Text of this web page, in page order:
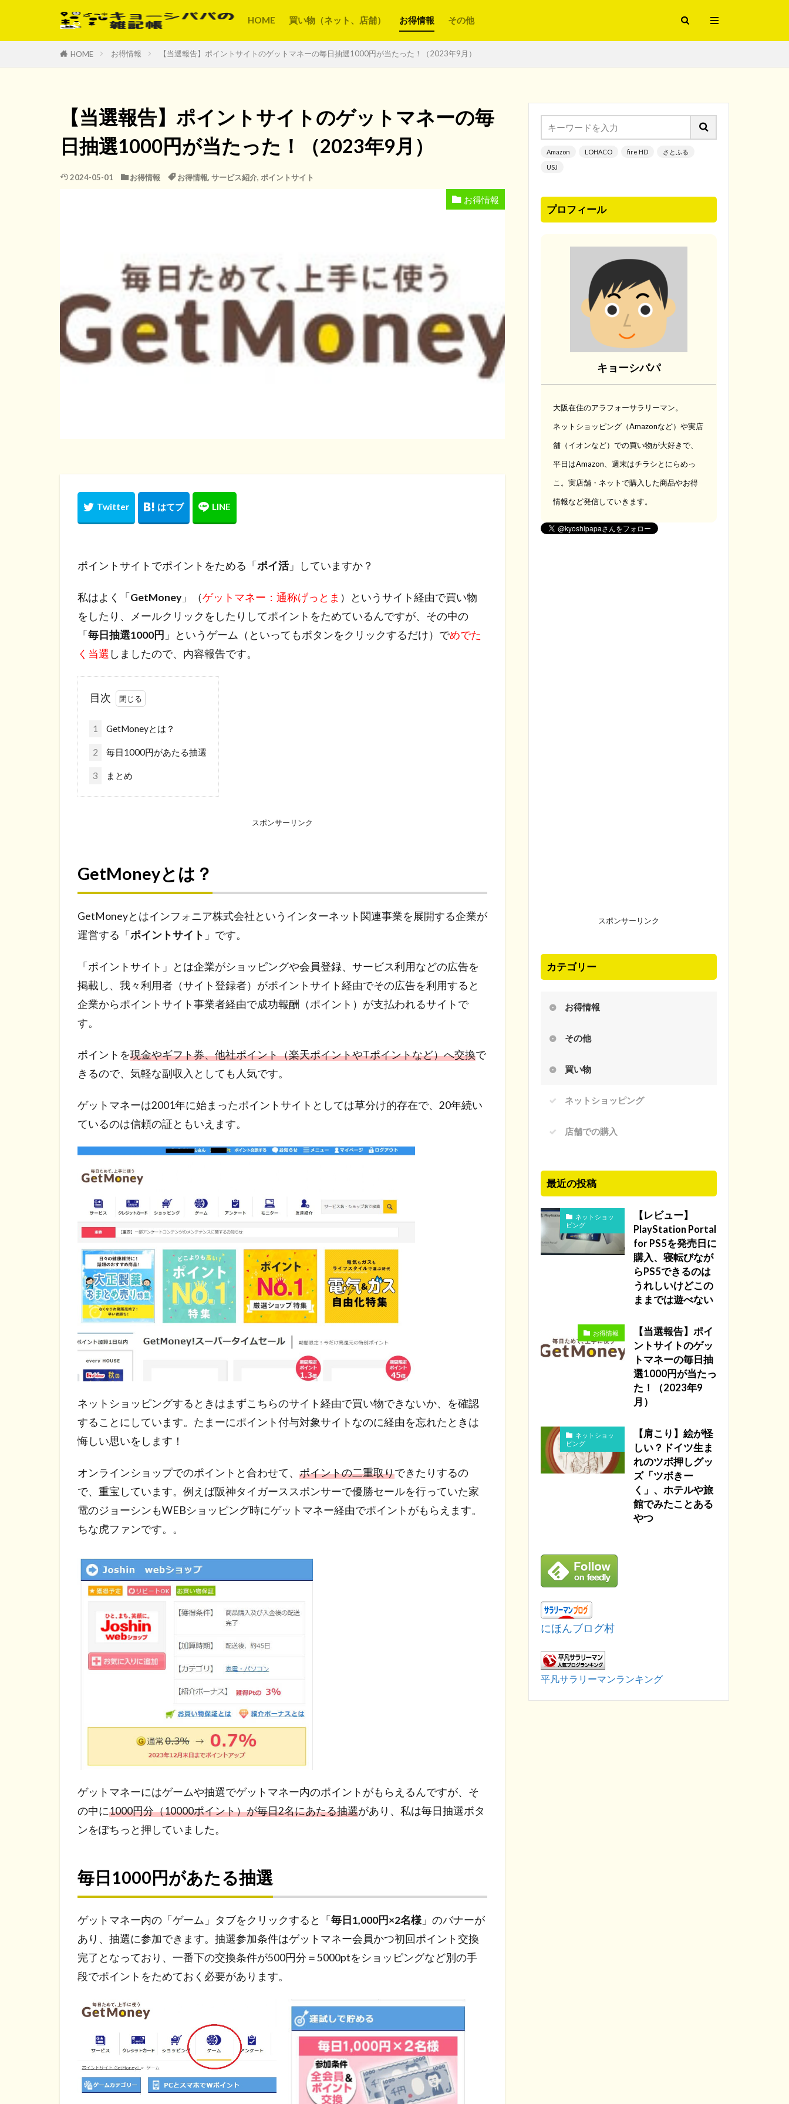
HOME 買い物（ネット、店舗） お得情報 その他
HOME お得情報 【当選報告】ポイントサイトのゲットマネーの毎日抽選1000円が当たった！（2023年9月）
【当選報告】ポイントサイトのゲットマネーの毎
日抽選1000円が当たった！（2023年9月）
2024-05-01 お得情報 お得情報, サービス紹介, ポイントサイト
お得情報
ポイントサイトでポイントをためる「 ポイ活」していますか？
私はよく「 GetMoney 」（ゲットマネー：通称げっとま ）というサイト経由で買い物
をしたり、メールクリックをしたりしてポイントをためているんですが、その中の
「 毎日抽選1000円 」というゲーム（といってもボタンをクリックするだけ）でめでた
く当選 しましたので、内容報告です。
目次
1 GetMoneyとは？
2 毎日1000円があたる抽選
3 まとめ
スポンサーリンク
GetMoneyとは？
GetMoneyとはインフォニア株式会社というインターネット関連事業を展開する企業が
運営する「 ポイントサイト 」です。
「ポイントサイト」とは企業がショッピングや会員登録、サービス利用などの広告を
掲載し、我々利用者（サイト登録者）がポイントサイト経由でその広告を利用すると
企業からポイントサイト事業者経由で成功報酬（ポイント）が支払われるサイトで
す。
ポイントを現金やギフト券、他社ポイント（楽天ポイントやTポイントなど）へ交換で
きるので、気軽な副収入としても人気です。
ゲットマネーは2001年に始まったポイントサイトとしては草分け的存在で、20年続い
ているのは信頼の証ともいえます。
ネットショッピングするときはまずこちらのサイト経由で買い物できないか、を確認
することにしています。たまーにポイント付与対象サイトなのに経由を忘れたときは
悔しい思いをします！
オンラインショップでのポイントと合わせて、 ポイントの二重取りできたりするの
で、重宝しています。例えば阪神タイガーススポンサーで優勝セールを行っていた家
電のジョーシンもWEBショッピング時にゲットマネー経由でポイントがもらえます。
ちな虎ファンです。。
ゲットマネーにはゲームや抽選でゲットマネー内のポイントがもらえるんですが、そ
の中に1000円分（10000ポイント）が毎日2名にあたる抽選があり、私は毎日抽選ボタ
ンをぽちっと押していました。
毎日1000円があたる抽選
ゲットマネー内の「ゲーム」タブをクリックすると「 毎日1,000円×2名様」のバナーが
あり、抽選に参加できます。抽選参加条件はゲットマネー会員かつ初回ポイント交換
完了となっており、一番下の交換条件が500円分＝5000ptをショッピングなど別の手
段でポイントをためておく必要があります。
Amazon LOHACO fire HD
さとふる
USJ
プロフィール
キョーシパパ
大阪在住のアラフォーサラリーマン。
ネットショッピング（Amazonなど）や実店
舗（イオンなど）での買い物が大好きで、
平日はAmazon、週末はチラシとにらめっ
こ。実店舗・ネットで購入した商品やお得
情報など発信していきます。
スポンサーリンク
カテゴリー
お得情報
その他
買い物
ネットショッピング
店舗での購入
最近の投稿
ネットショッ
ピング
【レビュー】
PlayStation Portal
for PS5を発売日に
購入、寝転びなが
らPS5できるのは
うれしいけどこの
ままでは遊べない
お得情報
【当選報告】ポイ
ントサイトのゲッ
トマネーの毎日抽
選1000円が当たっ
た！（2023年9
月）
ネットショッ
ピング
【肩こり】絵が怪
しい？ドイツ生ま
れのツボ押しグッ
ズ「ツボきー
く」、ホテルや旅
館でみたことある
やつ
にほんブログ村
平凡サラリーマンランキング